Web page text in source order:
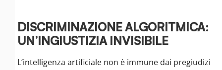
DISCRIMINAZIONE ALGORITMICA:
UN’INGIUSTIZIA INVISIBILE
L’intelligenza artificiale non è immune dai pregiudizi